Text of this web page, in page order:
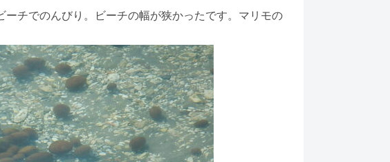
チでのんびり。ビーチの幅が狭かったです。マリモの